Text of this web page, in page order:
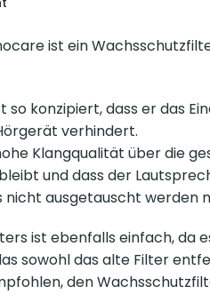
ist ein
konzipiert, dass er das
verhindert.
Klangqualität über die
und dass der
nicht ausgetauscht werden
ist ebenfalls einfach, da
sowohl das alte Filter
den